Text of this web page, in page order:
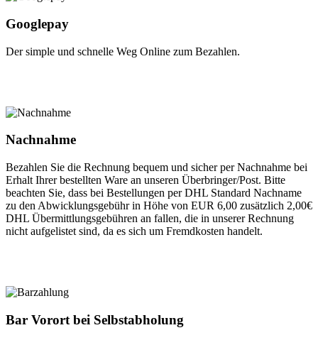
Googlepay
Der simple und schnelle Weg Online zum Bezahlen.
Nachnahme
Bezahlen Sie die Rechnung bequem und sicher per Nachnahme bei
Erhalt Ihrer bestellten Ware an unseren Überbringer/Post. Bitte
beachten Sie, dass bei Bestellungen per DHL Standard Nachname
zu den Abwicklungsgebühr in Höhe von EUR 6,00 zusätzlich 2,00€
DHL Übermittlungsgebühren an fallen, die in unserer Rechnung
nicht aufgelistet sind, da es sich um Fremdkosten handelt.
Bar Vorort bei Selbstabholung